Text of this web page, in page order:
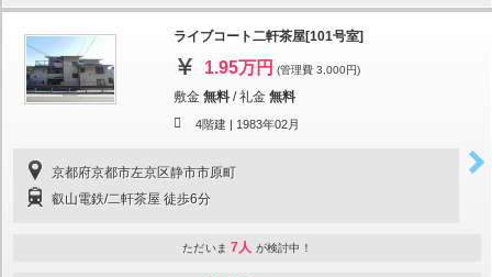
ライブコート二軒茶屋[101号室]
1.95万円 (管理費 3,000円)
敷金 無料 /礼金 無料
4階建 | 1983年02月
京都府京都市左京区静市市原町
叡山電鉄/二軒茶屋 徒歩6分
ただいま 7人 が検討中！